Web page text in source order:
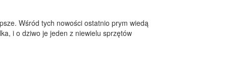
Wśród tych nowości ostatnio prym wiedą
i o dziwo je jeden z niewielu sprzętów